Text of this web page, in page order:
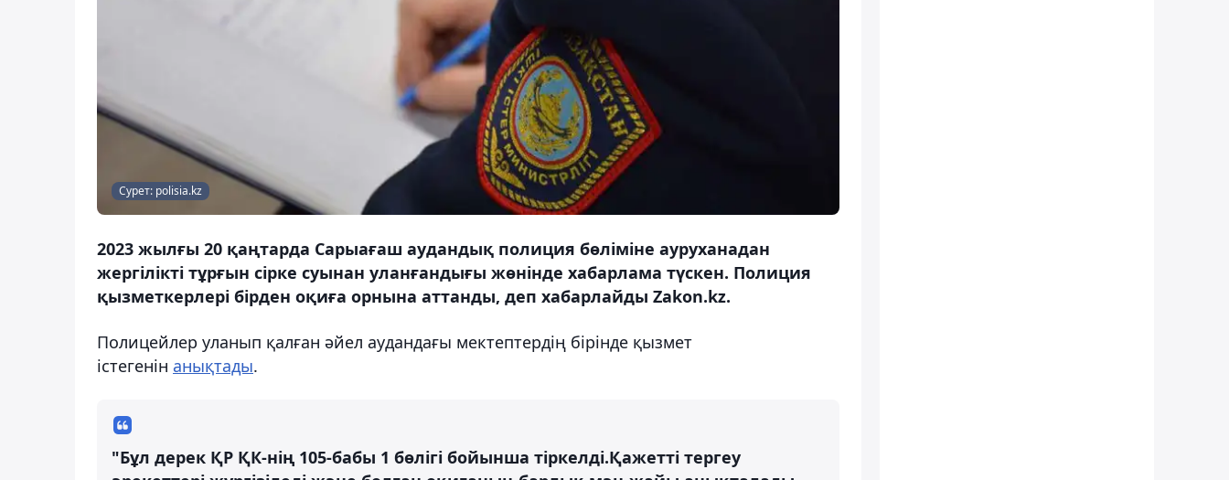
Сурет: polisia.kz
2023 жылғы 20 қаңтарда Сарыағаш аудандық полиция бөліміне ауруханадан
жергілікті тұрғын сірке суынан уланғандығы жөнінде хабарлама түскен. Полиция
қызметкерлері бірден оқиға орнына аттанды, деп хабарлайды Zakon.kz.
Полицейлер уланып қалған әйел аудандағы мектептердің бірінде қызмет
істегенін анықтады.
"Бұл дерек ҚР ҚК-нің 105-бабы 1 бөлігі бойынша тіркелді.Қажетті тергеу